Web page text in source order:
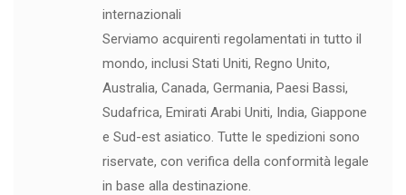
internazionali
Serviamo acquirenti regolamentati in tutto il
mondo, inclusi Stati Uniti, Regno Unito,
Australia, Canada, Germania, Paesi Bassi,
Sudafrica, Emirati Arabi Uniti, India, Giappone
e Sud-est asiatico. Tutte le spedizioni sono
riservate, con verifica della conformità legale
in base alla destinazione.